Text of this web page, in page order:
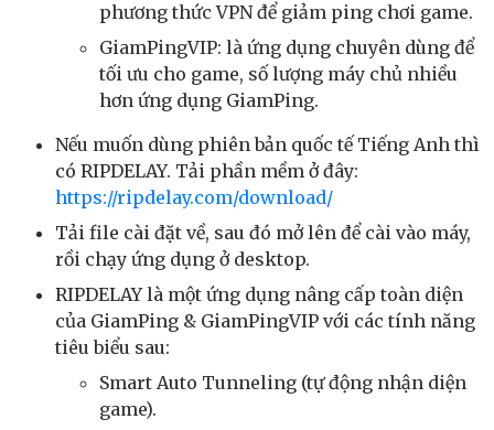
phương thức VPN để giảm ping chơi game.
GiamPingVIP: là ứng dụng chuyên dùng để
tối ưu cho game, số lượng máy chủ nhiều
hơn ứng dụng GiamPing.
Nếu muốn dùng phiên bản quốc tế Tiếng Anh thì
có RIPDELAY. Tải phần mềm ở đây:
https://ripdelay.com/download/
Tải file cài đặt về, sau đó mở lên để cài vào máy,
rồi chạy ứng dụng ở desktop.
RIPDELAY là một ứng dụng nâng cấp toàn diện
của GiamPing & GiamPingVIP với các tính năng
tiêu biểu sau:
Smart Auto Tunneling (tự động nhận diện
game).